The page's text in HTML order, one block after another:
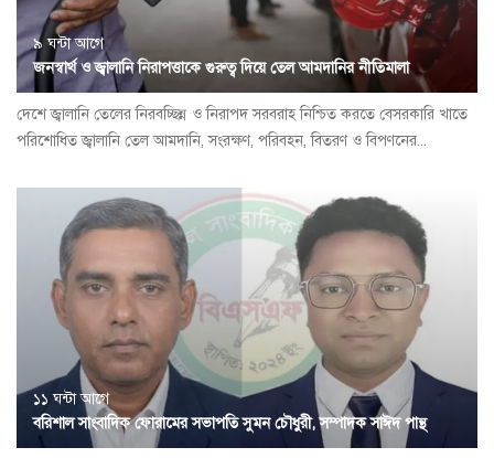
৯ ঘন্টা আগে
জনস্বার্থ ও জ্বালানি নিরাপত্তাকে গুরুত্ব দিয়ে তেল আমদানির নীতিমালা
দেশে জ্বালানি তেলের নিরবচ্ছিন্ন ও নিরাপদ সরবরাহ নিশ্চিত করতে বেসরকারি খাতে
পরিশোধিত জ্বালানি তেল আমদানি, সংরক্ষণ, পরিবহন, বিতরণ ও বিপণনের...
১১ ঘন্টা আগে
বরিশাল সাংবাদিক ফোরামের সভাপতি সুমন চৌধুরী, সম্পাদক সাঈদ পান্থ